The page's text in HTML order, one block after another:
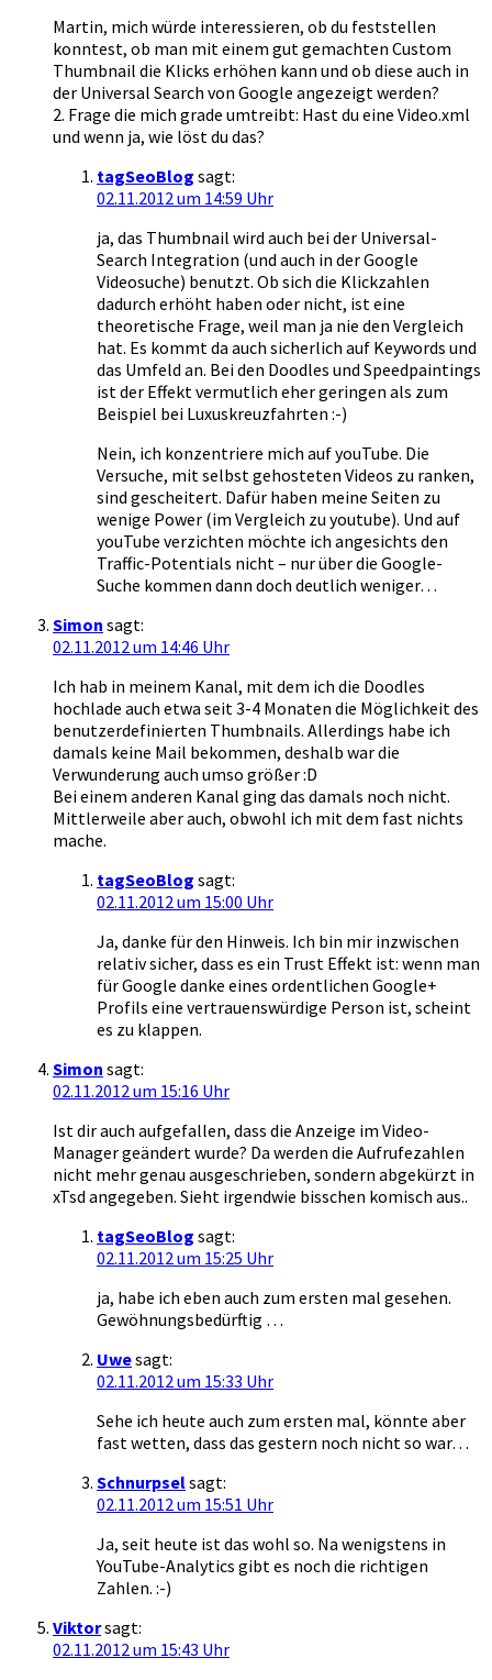
Martin, mich würde interessieren, ob du feststellen
konntest, ob man mit einem gut gemachten Custom
Thumbnail die Klicks erhöhen kann und ob diese auch in
der Universal Search von Google angezeigt werden?
2. Frage die mich grade umtreibt: Hast du eine Video.xml
und wenn ja, wie löst du das?
tagSeoBlog sagt:
02.11.2012 um 14:59 Uhr
ja, das Thumbnail wird auch bei der Universal-
Search Integration (und auch in der Google
Videosuche) benutzt. Ob sich die Klickzahlen
dadurch erhöht haben oder nicht, ist eine
theoretische Frage, weil man ja nie den Vergleich
hat. Es kommt da auch sicherlich auf Keywords und
das Umfeld an. Bei den Doodles und Speedpaintings
ist der Effekt vermutlich eher geringen als zum
Beispiel bei Luxuskreuzfahrten :-)
Nein, ich konzentriere mich auf youTube. Die
Versuche, mit selbst gehosteten Videos zu ranken,
sind gescheitert. Dafür haben meine Seiten zu
wenige Power (im Vergleich zu youtube). Und auf
youTube verzichten möchte ich angesichts den
Traffic-Potentials nicht – nur über die Google-
Suche kommen dann doch deutlich weniger…
Simon sagt:
02.11.2012 um 14:46 Uhr
Ich hab in meinem Kanal, mit dem ich die Doodles
hochlade auch etwa seit 3-4 Monaten die Möglichkeit des
benutzerdefinierten Thumbnails. Allerdings habe ich
damals keine Mail bekommen, deshalb war die
Verwunderung auch umso größer :D
Bei einem anderen Kanal ging das damals noch nicht.
Mittlerweile aber auch, obwohl ich mit dem fast nichts
mache.
tagSeoBlog sagt:
02.11.2012 um 15:00 Uhr
Ja, danke für den Hinweis. Ich bin mir inzwischen
relativ sicher, dass es ein Trust Effekt ist: wenn man
für Google danke eines ordentlichen Google+
Profils eine vertrauenswürdige Person ist, scheint
es zu klappen.
Simon sagt:
02.11.2012 um 15:16 Uhr
Ist dir auch aufgefallen, dass die Anzeige im Video-
Manager geändert wurde? Da werden die Aufrufezahlen
nicht mehr genau ausgeschrieben, sondern abgekürzt in
xTsd angegeben. Sieht irgendwie bisschen komisch aus..
tagSeoBlog sagt:
02.11.2012 um 15:25 Uhr
ja, habe ich eben auch zum ersten mal gesehen.
Gewöhnungsbedürftig …
Uwesagt:
02.11.2012 um 15:33 Uhr
Sehe ich heute auch zum ersten mal, könnte aber
fast wetten, dass das gestern noch nicht so war…
Schnurpselsagt:
02.11.2012 um 15:51 Uhr
Ja, seit heute ist das wohl so. Na wenigstens in
YouTube-Analytics gibt es noch die richtigen
Zahlen. :-)
Viktorsagt:
02.11.2012 um 15:43 Uhr